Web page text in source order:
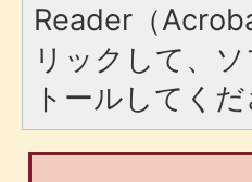
Reader（
リックして、
トールしてくだ